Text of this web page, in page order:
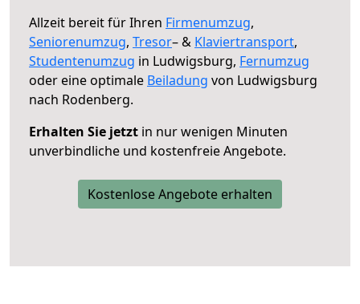
Allzeit bereit für Ihren Firmenumzug,
Seniorenumzug, Tresor– & Klaviertransport,
Studentenumzug in Ludwigsburg, Fernumzug
oder eine optimale Beiladung von Ludwigsburg
nach Rodenberg.
Erhalten Sie jetzt in nur wenigen Minuten
unverbindliche und kostenfreie Angebote.
Kostenlose Angebote erhalten